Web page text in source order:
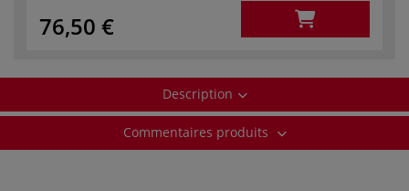
76,50 €
Description
Commentaires produits